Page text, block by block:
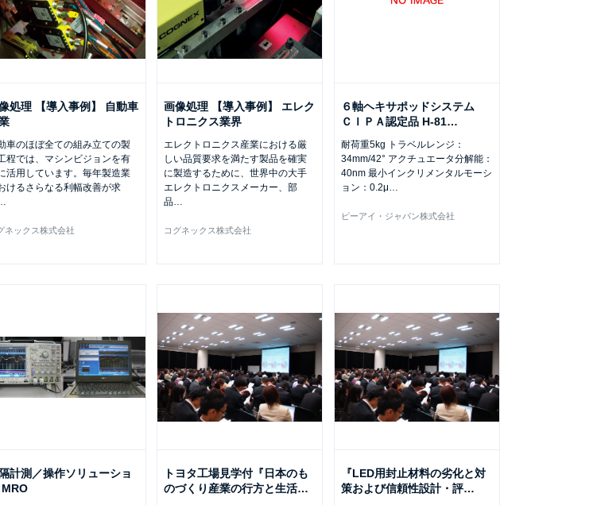
処理 【導入事例】 自動車
車のほぼ全ての組み立ての製
程では、マシンビジョンを有
活用しています。毎年製造業
けるさらなる利幅改善が求
ネックス株式会社
画像処理 【導入事例】 エレク
トロニクス業界
エレクトロニクス産業における厳
しい品質要求を満たす製品を確実
に製造するために、世界中の大手
エレクトロニクスメーカー、部
品…
コグネックス株式会社
６軸ヘキサポッドシステム
ＣＩＰＡ認定品 H-81…
耐荷重5kg トラベルレンジ：
34mm/42° アクチュエータ分解能：
40nm 最小インクリメンタルモーシ
ョン：0.2μ…
ピーアイ・ジャパン株式会社
計測／操作ソリューショ
トヨタ工場見学付『日本のも
のづくり産業の行方と生活…
『LED用封止材料の劣化と対
策および信頼性設計・評…